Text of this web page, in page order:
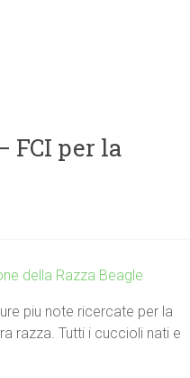
FCI per la
piu note ricercate per la
razza. Tutti i cuccioli nati e